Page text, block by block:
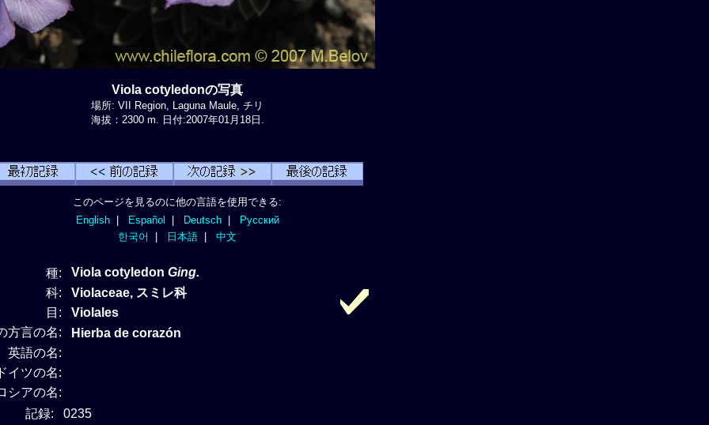
Viola cotyledonの写真
場所: VII Region, Laguna Maule, チリ
海拔：2300 m. 日付:2007年01月18日.
このページを見るのに他の言語を使用できる:
English| Español Deutsch|
Русский
한국어
日本語 中文
種: Viola cotyledon Ging.
科:
Violaceae, スミレ科
目:
Violales
方言の名:
Hierba de corazón
英語の名:
イツの名:
シアの名:
記録:
0235